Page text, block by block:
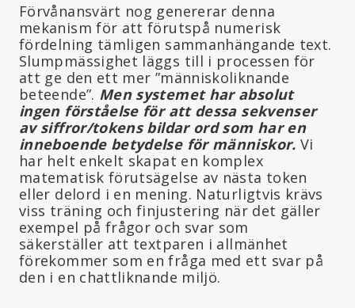
Förvånansvärt nog genererar denna
mekanism för att förutspå numerisk
fördelning tämligen sammanhängande text.
Slumpmässighet läggs till i processen för
att ge den ett mer ”människoliknande
beteende”. Men systemet har absolut
ingen förståelse för att dessa sekvenser
av siffror/tokens bildar ord som har en
inneboende betydelse för människor. Vi
har helt enkelt skapat en komplex
matematisk förutsägelse av nästa token
eller delord i en mening. Naturligtvis krävs
viss träning och finjustering när det gäller
exempel på frågor och svar som
säkerställer att textparen i allmänhet
förekommer som en fråga med ett svar på
den i en chattliknande miljö.